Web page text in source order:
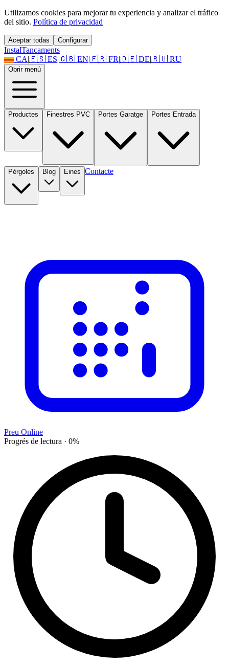
Utilizamos cookies para mejorar tu experiencia y analizar el tráfico
del sitio. Política de privacidad
Aceptar todas Configurar
InstalTancaments
CA|🇪🇸 ES|🇬🇧 EN|🇫🇷 FR|🇩🇪 DE|🇷🇺 RU
Obrir menú
Productes Finestres PVC Portes Garatge Portes Entrada
Pèrgoles Blog Eines Contacte
Preu Online
Progrés de lectura · 0%